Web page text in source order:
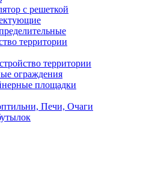
с решеткой
территории
территории
ограждения
площадки
Печи, Очаги